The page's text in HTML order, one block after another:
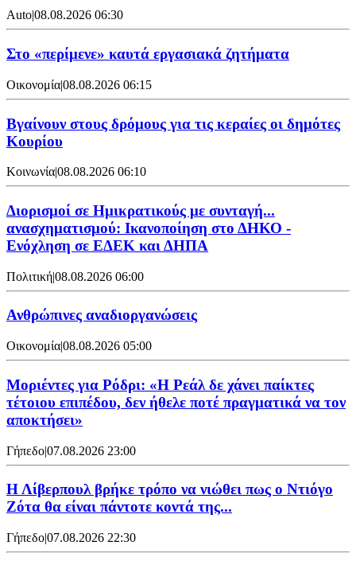
Auto|08.08.2026 06:30
Στο «περίμενε» καυτά εργασιακά ζητήματα
Οικονομία|08.08.2026 06:15
Βγαίνουν στους δρόμους για τις κεραίες οι δημότες
Κουρίου
Κοινωνία|08.08.2026 06:10
Διορισμοί σε Ημικρατικούς με συνταγή...
ανασχηματισμού: Ικανοποίηση στο ΔΗΚΟ -
Ενόχληση σε ΕΔΕΚ και ΔΗΠΑ
Πολιτική|08.08.2026 06:00
Ανθρώπινες αναδιοργανώσεις
Οικονομία|08.08.2026 05:00
Μοριέντες για Ρόδρι: «Η Ρεάλ δε χάνει παίκτες
τέτοιου επιπέδου, δεν ήθελε ποτέ πραγματικά να τον
αποκτήσει»
Γήπεδο|07.08.2026 23:00
Η Λίβερπουλ βρήκε τρόπο να νιώθει πως ο Ντιόγο
Ζότα θα είναι πάντοτε κοντά της...
Γήπεδο|07.08.2026 22:30